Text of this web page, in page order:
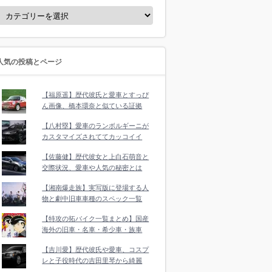
気の投稿とページ
【福原遥】歴代彼氏と愛車とすっぴ
ん画像、橋本環奈と似ている証拠
【八村塁】愛車のランボルギーニが
カスタマイズされててカッコイイ
【佐藤健】歴代彼女と上白石萌音と
交際状況、愛車や人気の秘密とは
【湘南爆走族】実写版に登場する人
物と劇中旧車車種のスペック一覧
【特攻の拓バイク一覧まとめ】国産
海外の旧車・名車・希少車・族車
【吉川愛】歴代彼氏や愛車、コスプ
レと子役時代の吉田里琴から綺麗